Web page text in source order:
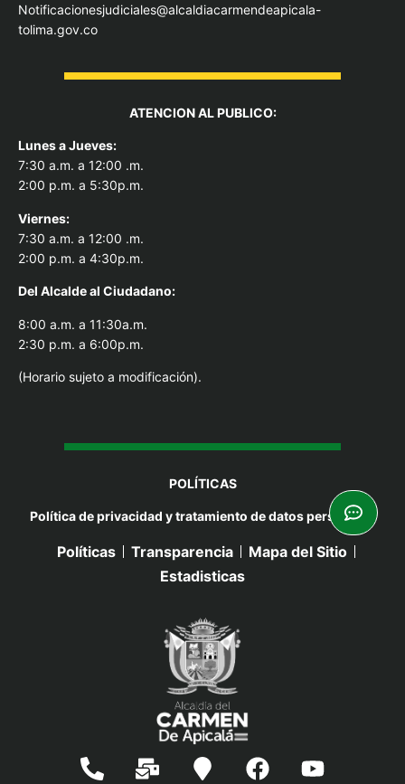
Notificacionesjudiciales@alcaldiacarmendeapicala-
tolima.gov.co
ATENCION AL PUBLICO:
Lunes a Jueves:
7:30 a.m. a 12:00 .m.
2:00 p.m. a 5:30p.m.
Viernes:
7:30 a.m. a 12:00 .m.
2:00 p.m. a 4:30p.m.
Del Alcalde al Ciudadano:
8:00 a.m. a 11:30a.m.
2:30 p.m. a 6:00p.m.
(Horario sujeto a modificación).
POLÍTICAS
Política de privacidad y tratamiento de datos personales
Políticas Transparencia
Mapa del Sitio
Estadisticas